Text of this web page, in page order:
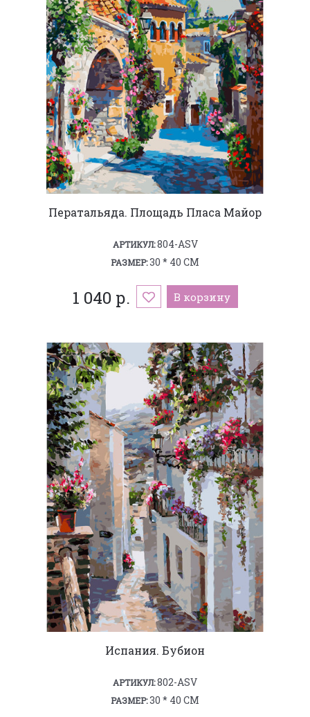
Ператальяда. Площадь Пласа Майор
АРТИКУЛ:804-ASV
РАЗМЕР:30 * 40 СМ
1 040 р. В корзину
Испания. Бубион
АРТИКУЛ:802-ASV
РАЗМЕР:30 * 40 СМ